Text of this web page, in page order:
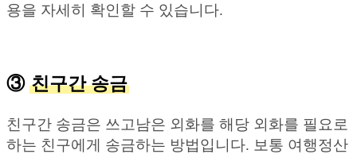
용을 자세히 확인할 수 있습니다.
③ 친구간 송금
친구간 송금은 쓰고남은 외화를 해당 외화를 필요로
하는 친구에게 송금하는 방법입니다. 보통 여행정산